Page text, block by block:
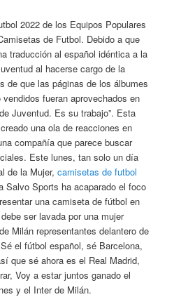
2022 de los Equipos Populares
de Futbol. Debido a que
traducción al español idéntica a la
al hacerse cargo de la
de que las páginas de los álbumes
fueran aprovechados en
Juventud. Es su trabajo”. Esta
una ola de reacciones en
compañía que parece buscar
Este lunes, tan solo un día
de la Mujer,camisetas de futbol
Salvo Sports ha acaparado el foco
una camiseta de fútbol en
ser lavada por una mujer
Milán representantes delantero de
el fútbol español, sé Barcelona,
que sé ahora es el Real Madrid,
Voy a estar juntos ganado el
y el Inter de Milán.